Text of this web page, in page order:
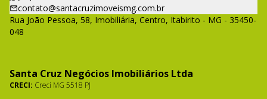
contato@santacruzimoveismg.com.br
Rua João Pessoa, 58, Imobiliária, Centro, Itabirito - MG - 35450-
048
Santa Cruz Negócios Imobiliários Ltda
CRECI: Creci MG 5518 PJ